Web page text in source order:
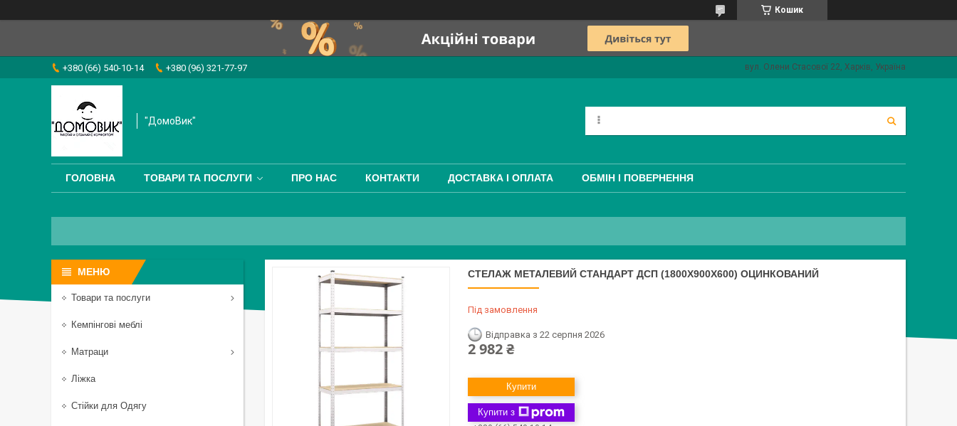
Кошик
+380 (66) 540-10-14 +380 (96) 321-77-97 вул. Олени Стасової 22, Харків, Україна
"ДомоВик"
ГОЛОВНА ТОВАРИ ТА ПОСЛУГИ ПРО НАС КОНТАКТИ ДОСТАВКА І ОПЛАТА ОБМІН І ПОВЕРНЕННЯ
СТЕЛАЖ МЕТАЛЕВИЙ СТАНДАРТ ДСП (1800Х900Х600) ОЦИНКОВАНИЙ
Під замовлення
Відправка з 22 серпня 2026
2 982 ₴
Купити
Купити з
Товари та послуги
Кемпінгові меблі
Матраци
Ліжка
Стійки для Одягу